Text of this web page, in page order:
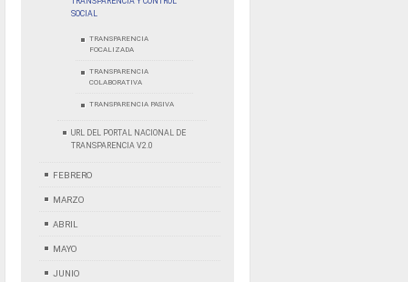
SOCIAL
TRANSPARENCIA
FOCALIZADA
TRANSPARENCIA
COLABORATIVA
TRANSPARENCIA PASIVA
URL DEL PORTAL NACIONAL DE
TRANSPARENCIA V2.0
FEBRERO
MARZO
ABRIL
MAYO
JUNIO